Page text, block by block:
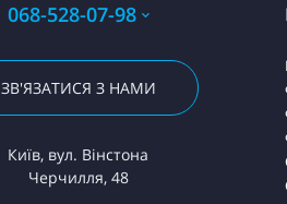
068-528-07-98
ЗВ'ЯЗАТИСЯ З НАМИ
Київ, вул. Вінстона
Черчилля, 48